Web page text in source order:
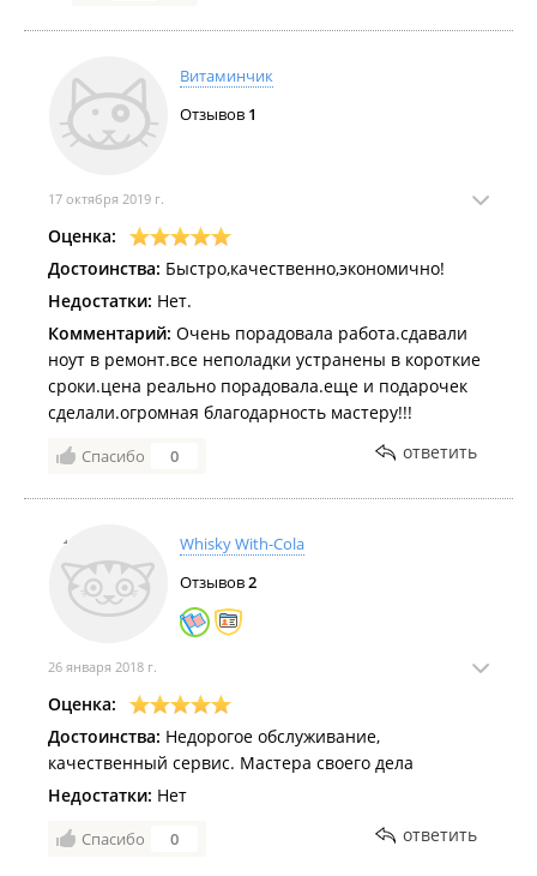
Чистка от пыли и замена термопасты;
Удаление вирусов;
Восстановление данных;
Ремонт и замена системы охлаждения.
Витаминчик
Отзывов 1
17 октября 2019 г.
Оценка:
Достоинства: Быстро,качественно,экономично!
Недостатки: Нет.
Комментарий: Очень порадовала работа.сдавали
ноут в ремонт.все неполадки устранены в короткие
сроки.цена реально порадовала.еще и подарочек
сделали.огромная благодарность мастеру!!!
Спасибо 0 ответить
Whisky With-Cola
Отзывов2
26 января 2018 г.
Оценка:
Достоинства: Недорогое обслуживание,
качественный сервис. Мастера своего дела
Недостатки: Нет
Спасибо 0 ответить